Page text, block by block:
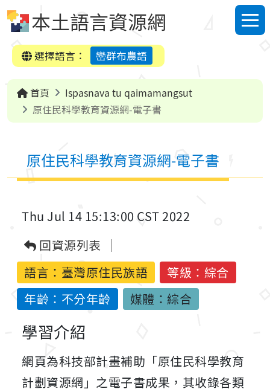
本土語言資源網
選單
選擇語言：
巒群布農語
首頁
Ispasnava tu qaimamangsut
原住民科學教育資源網-電子書
原住民科學教育資源網-電子書
Thu Jul 14 15:13:00 CST 2022
回資源列表
語言： 臺灣原住民族語
等級：綜合
年齡：不分年齡
媒體：綜合
學習介紹
網頁為科技部計畫補助「原住民科學教育
計劃資源網」之電子書成果，其收錄各類